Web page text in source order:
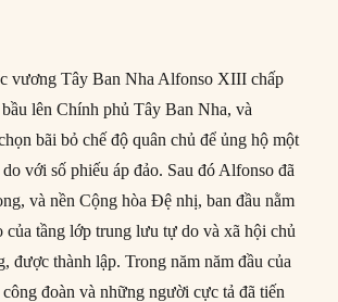
vương Tây Ban Nha Alfonso XIII chấp
lên Chính phủ Tây Ban Nha, và
bãi bỏ chế độ quân chủ để ủng hộ một
với số phiếu áp đảo. Sau đó Alfonso đã
và nền Cộng hòa Đệ nhị, ban đầu nằm
của tầng lớp trung lưu tự do và xã hội chủ
được thành lập. Trong năm năm đầu của
đoàn và những người cực tả đã tiến